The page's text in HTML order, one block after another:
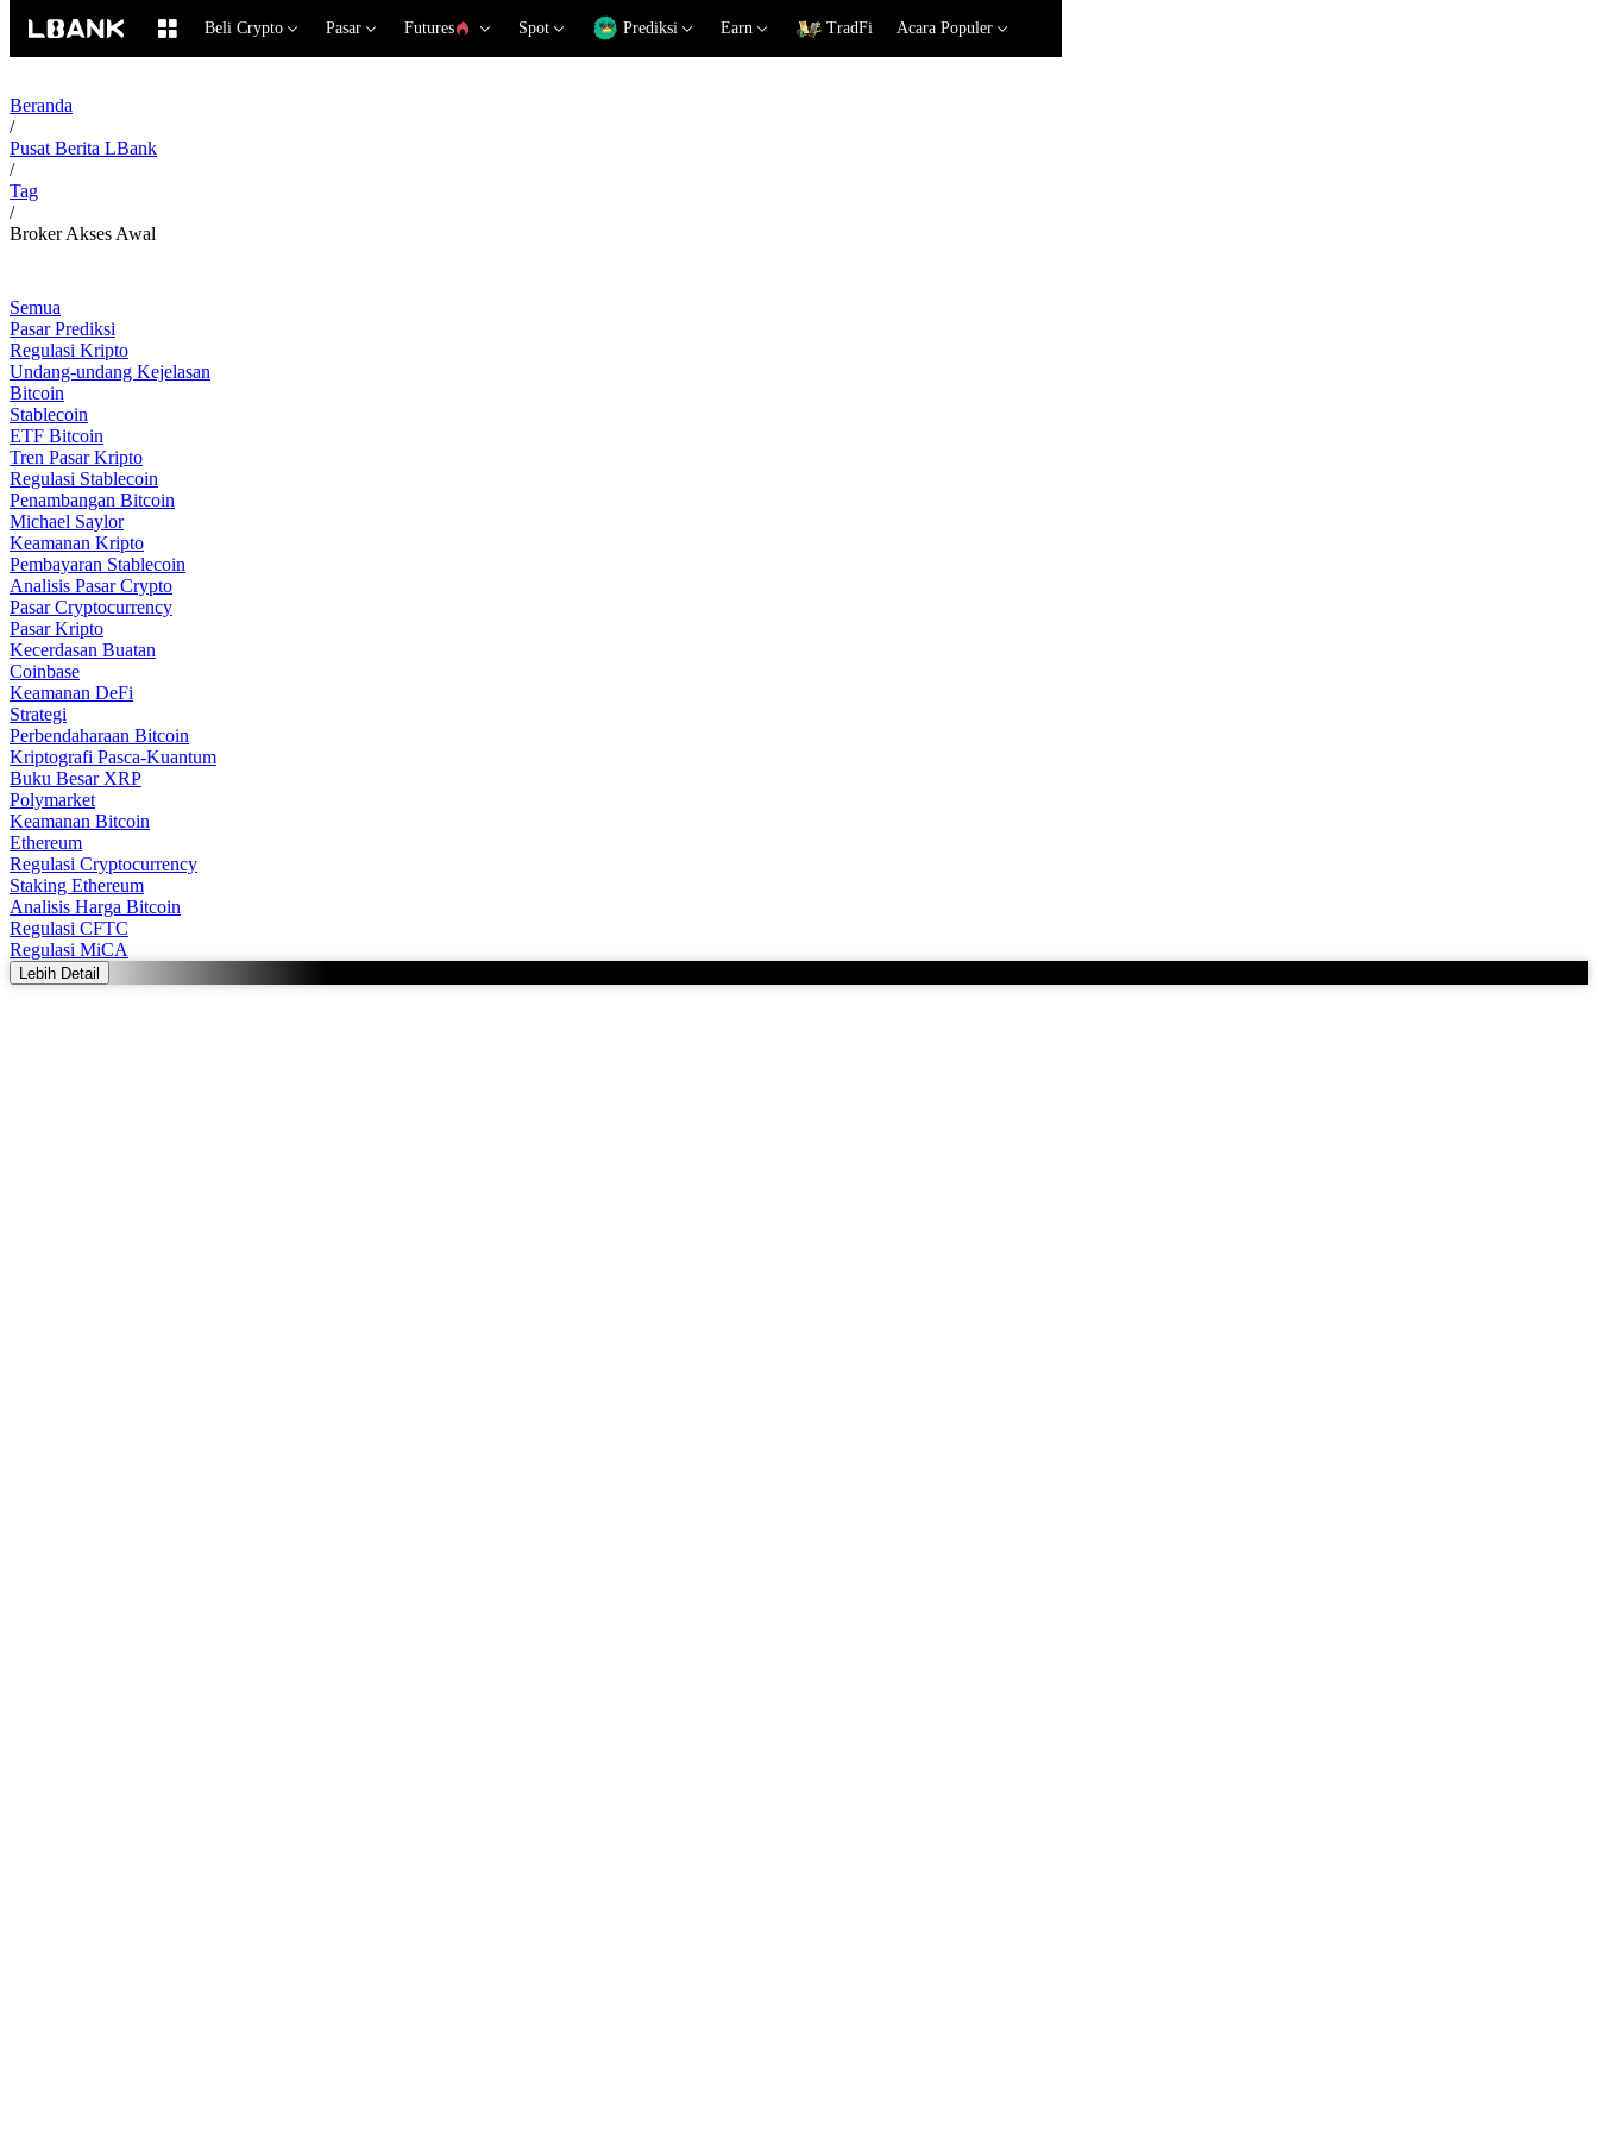
Beli Crypto Pasar Futures Spot Prediksi Earn TradFi Acara Populer
Beranda
/
Pusat Berita LBank
/
Tag
/
Broker Akses Awal
Semua
Pasar Prediksi
Regulasi Kripto
Undang-undang Kejelasan
Bitcoin
Stablecoin
ETF Bitcoin
Tren Pasar Kripto
Regulasi Stablecoin
Penambangan Bitcoin
Michael Saylor
Keamanan Kripto
Pembayaran Stablecoin
Analisis Pasar Crypto
Pasar Cryptocurrency
Pasar Kripto
Kecerdasan Buatan
Coinbase
Keamanan DeFi
Strategi
Perbendaharaan Bitcoin
Kriptografi Pasca-Kuantum
Buku Besar XRP
Polymarket
Keamanan Bitcoin
Ethereum
Regulasi Cryptocurrency
Staking Ethereum
Analisis Harga Bitcoin
Regulasi CFTC
Regulasi MiCA
Lebih Detail